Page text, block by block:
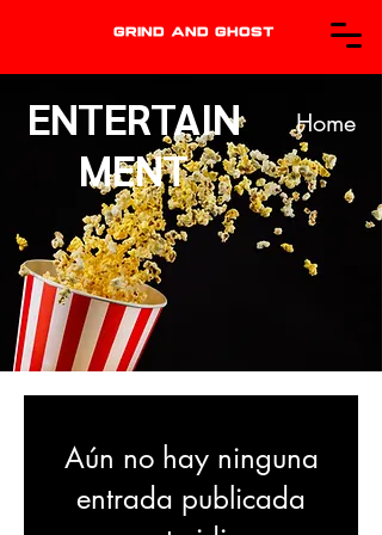
GRIND AND GHOST
ENTERTAIN
MENT
Home
Aún no hay ninguna
entrada publicada